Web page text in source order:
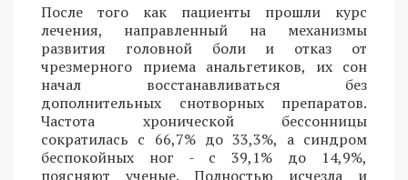
После того как пациенты прошли курс
лечения, направленный на механизмы
развития головной боли и отказ от
чрезмерного приема анальгетиков, их сон
начал восстанавливаться без
дополнительных снотворных препаратов.
Частота хронической бессонницы
сократилась с 66,7% до 33,3%, а синдром
беспокойных ног - с 39,1% до 14,9%,
поясняют ученые. Полностью исчезла и